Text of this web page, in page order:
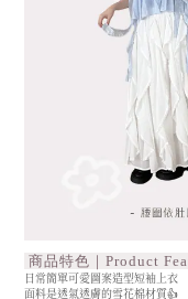
商品特色｜Product
日常簡單可愛圖案造型短袖上衣
面料是透氣透膚的雪花棉材質👍